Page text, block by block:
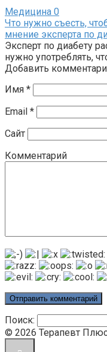
Медицина 0
Что нужно съесть,
мнение эксперта по
Эксперт по диабету
нужно употреблять,
Добавить
Имя *
Email *
Сайт
Комментарий
Поиск:
© 2026 Терапевт